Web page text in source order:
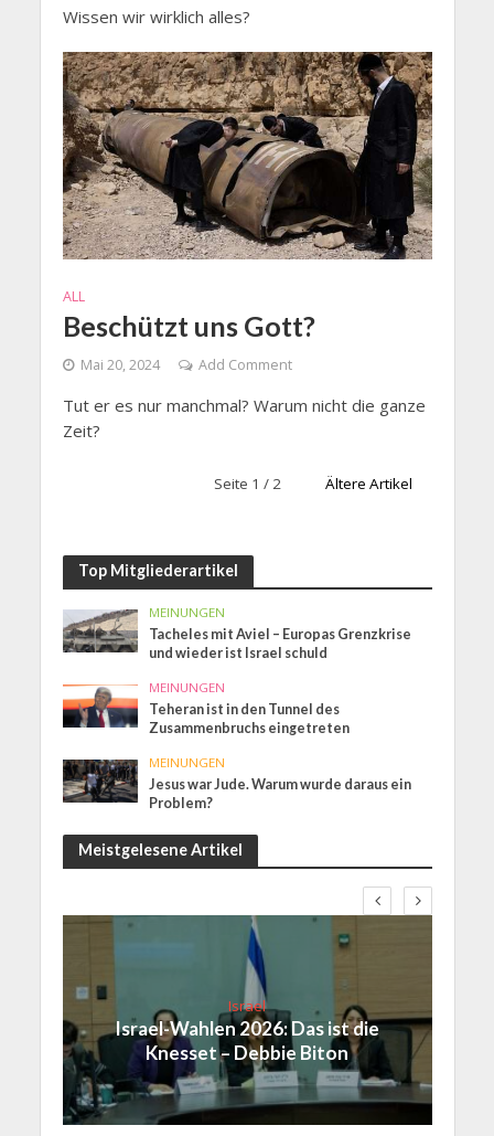
Wissen wir wirklich alles?
ALL
Beschützt uns Gott?
Mai 20, 2024 Add Comment
Tut er es nur manchmal? Warum nicht die ganze
Zeit?
Seite 1 / 2 Ältere Artikel
Top Mitgliederartikel
MEINUNGEN
Tacheles mit Aviel – Europas Grenzkrise
und wieder ist Israel schuld
MEINUNGEN
Teheran ist in den Tunnel des
Zusammenbruchs eingetreten
MEINUNGEN
Jesus war Jude. Warum wurde daraus ein
Problem?
Meistgelesene Artikel
Israel
Israel-Wahlen 2026: Das ist die
Knesset – Debbie Biton